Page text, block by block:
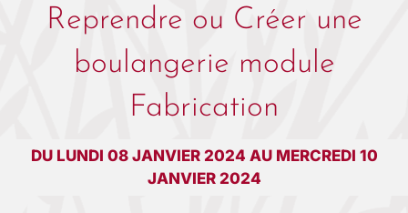
Reprendre ou Créer une
boulangerie module
Fabrication
DU LUNDI 08 JANVIER 2024 AU MERCREDI 10
JANVIER 2024